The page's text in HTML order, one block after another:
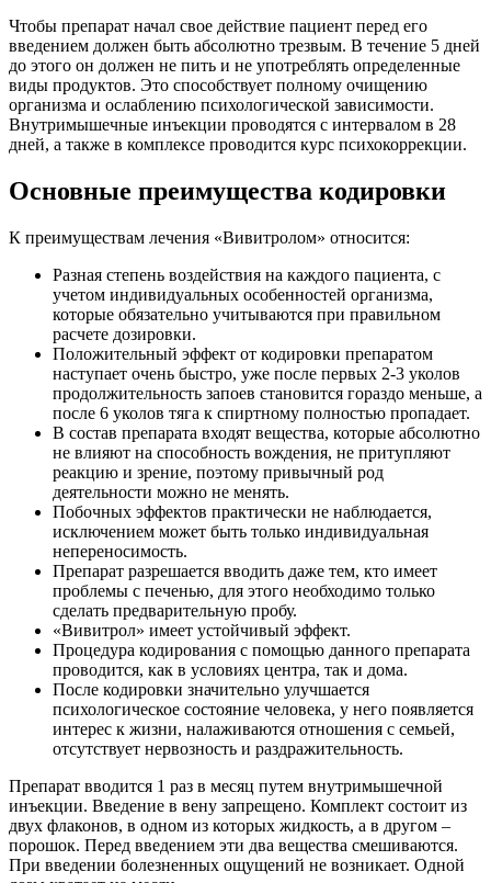
Чтобы препарат начал свое действие пациент перед его
введением должен быть абсолютно трезвым. В течение 5 дней
до этого он должен не пить и не употреблять определенные
виды продуктов. Это способствует полному очищению
организма и ослаблению психологической зависимости.
Внутримышечные инъекции проводятся с интервалом в 28
дней, а также в комплексе проводится курс психокоррекции.
Основные преимущества кодировки
К преимуществам лечения «Вивитролом» относится:
Разная степень воздействия на каждого пациента, с
учетом индивидуальных особенностей организма,
которые обязательно учитываются при правильном
расчете дозировки.
Положительный эффект от кодировки препаратом
наступает очень быстро, уже после первых 2-3 уколов
продолжительность запоев становится гораздо меньше, а
после 6 уколов тяга к спиртному полностью пропадает.
В состав препарата входят вещества, которые абсолютно
не влияют на способность вождения, не притупляют
реакцию и зрение, поэтому привычный род
деятельности можно не менять.
Побочных эффектов практически не наблюдается,
исключением может быть только индивидуальная
непереносимость.
Препарат разрешается вводить даже тем, кто имеет
проблемы с печенью, для этого необходимо только
сделать предварительную пробу.
«Вивитрол» имеет устойчивый эффект.
Процедура кодирования с помощью данного препарата
проводится, как в условиях центра, так и дома.
После кодировки значительно улучшается
психологическое состояние человека, у него появляется
интерес к жизни, налаживаются отношения с семьей,
отсутствует нервозность и раздражительность.
Препарат вводится 1 раз в месяц путем внутримышечной
инъекции. Введение в вену запрещено. Комплект состоит из
двух флаконов, в одном из которых жидкость, а в другом –
порошок. Перед введением эти два вещества смешиваются.
При введении болезненных ощущений не возникает. Одной